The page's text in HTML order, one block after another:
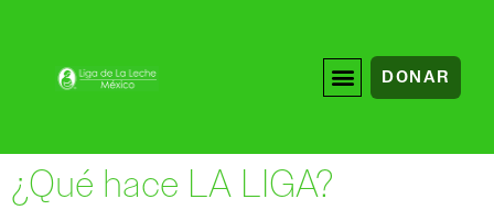
DONAR
¿Qué hace LA LIGA?